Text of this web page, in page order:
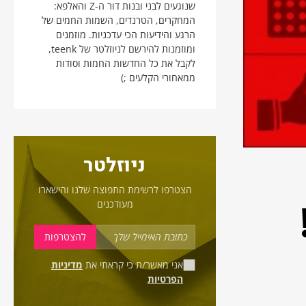
שנוגעים לבני ובנות דור ה-Z והאלפא:
המחקרים, הטרנדים, השמות החמים של
הרגע והידיעות הכי עדכניות. מוזמנים
ומוזמנות להירשם לניוזלטר של teenk,
לקבל את כל החדשות החמות וסודות
ממאחורי הקלעים ;)
ניוזלטר
הצטרפו לרשימת התפוצה שלנו והישארו
מעודכנים
אני מאשר/ת כי קראתי את מדיניות
הפרטיות